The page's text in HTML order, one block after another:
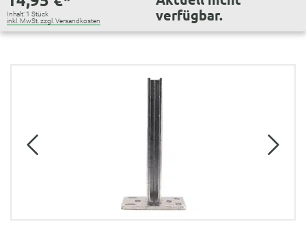
Inhalt: 1 Stück
inkl. MwSt. zzgl. Versandkosten
verfügbar.